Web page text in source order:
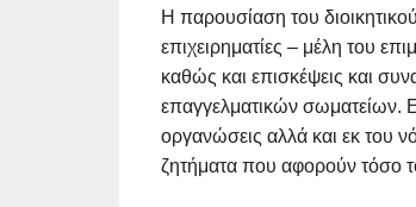
Η παρουσίαση του
επιχειρηματίες – μέλη του
καθώς και επισκέψεις και
επαγγελματικών σωματείων.
οργανώσεις αλλά και εκ του
ζητήματα που αφορούν τόσο